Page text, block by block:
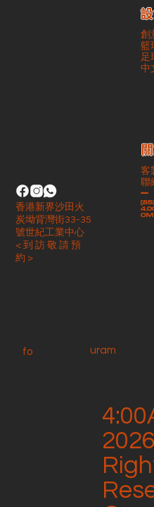
2026
創
籃
足
中
客
聯
-
om
香港新界沙田火
炭坳背灣街33-35
號世紀工業中心
< 到 訪 敬 請 預
約 >
fo uram